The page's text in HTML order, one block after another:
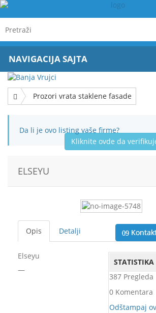
NAVIGACIJA SAJTA
Prozori vrata staklene fasade
Da li je ovo listing vaše firme?
Kliknite ovde da
ELSEYU
Opis Detalji
387 Pregleda
0 Komentara
Odštampaj
Elseyu
—